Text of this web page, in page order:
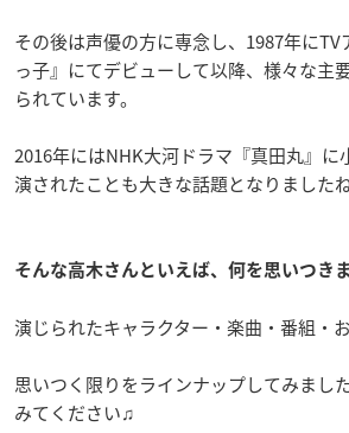
その後は声優の方に専念し、1987年に
っ子』にてデビューして以降、様々な主
られています。
2016年にはNHK大河ドラマ『真田丸』に
演されたことも大きな話題となりましたね
そんな高木さんといえば、何を思いつき
演じられたキャラクター・楽曲・番組・
思いつく限りをラインナップしてみまし
みてください♫